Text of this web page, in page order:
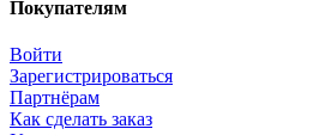
Покупателям
Войти
Зарегистрироваться
Партнёрам
Как сделать заказ